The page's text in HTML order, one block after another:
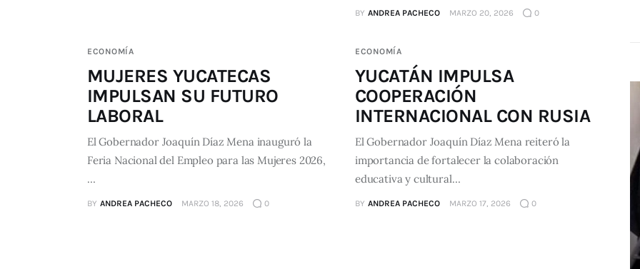
BY ANDREA PACHECO MARZO 20, 2026 0
ECONOMÍA
MUJERES YUCATECAS
IMPULSAN SU FUTURO
LABORAL
El Gobernador Joaquín Díaz Mena inauguró la
Feria Nacional del Empleo para las Mujeres 2026,
…
BY ANDREA PACHECO MARZO 18, 2026 0
ECONOMÍA
YUCATÁN IMPULSA
COOPERACIÓN
INTERNACIONAL CON RUSIA
El Gobernador Joaquín Díaz Mena reiteró la
importancia de fortalecer la colaboración
educativa y cultural…
BY ANDREA PACHECO MARZO 17, 2026 0